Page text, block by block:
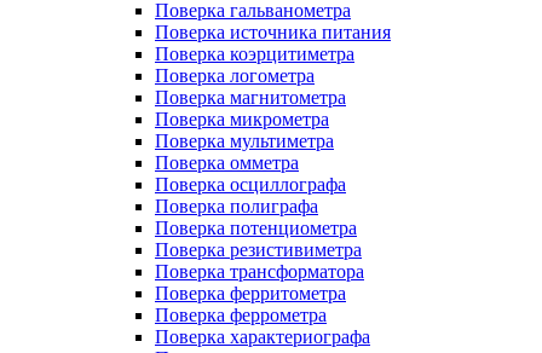
Поверка гальванометра
Поверка источника питания
Поверка коэрцитиметра
Поверка логометра
Поверка магнитометра
Поверка микрометра
Поверка мультиметра
Поверка омметра
Поверка осциллографа
Поверка полиграфа
Поверка потенциометра
Поверка резистивиметра
Поверка трансформатора
Поверка ферритометра
Поверка феррометра
Поверка характериографа